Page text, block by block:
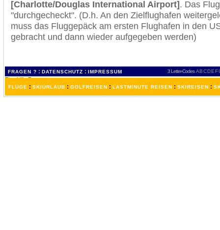
[Charlotte/Douglas International Airport]. Das
"durchgecheckt". (D.h. An den Zielflughafen
muss das Fluggepäck am ersten Flughafen in den
gebracht und dann wieder aufgegeben werden)
FRAGEN ? : DATENSCHUTZ : IMPRESSUM 3 Letter-Codes ABCDEF
FLÜGE : SKIURLAUB : GOLFREISEN : LASTMINUTE REISEN : SKIREISEN :